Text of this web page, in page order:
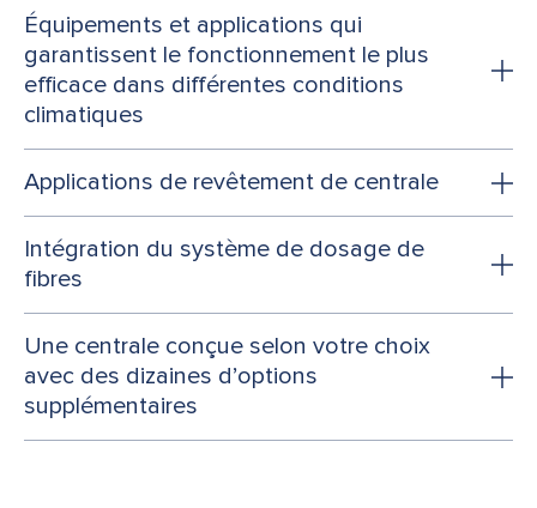
Équipements et applications qui
garantissent le fonctionnement le plus
efficace dans différentes conditions
climatiques
Applications de revêtement de centrale
Intégration du système de dosage de
fibres
Une centrale conçue selon votre choix
avec des dizaines d’options
supplémentaires